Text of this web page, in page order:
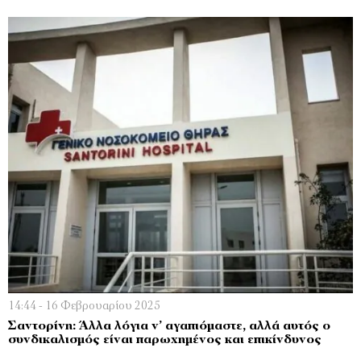
14:44 - 16 Φεβρουαρίου 2025
Σαντορίνη: Άλλα λόγια ν’ αγαπιόμαστε, αλλά αυτός ο
συνδικαλισμός είναι παρωχημένος και επικίνδυνος